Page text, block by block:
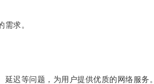
求。
迟等问题，为用户提供优质的网络服务。